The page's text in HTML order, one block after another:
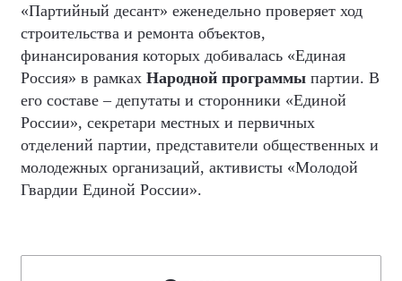
«Партийный десант» еженедельно проверяет ход
строительства и ремонта объектов,
финансирования которых добивалась «Единая
Россия» в рамках Народной программы партии. В
его составе – депутаты и сторонники «Единой
России», секретари местных и первичных
отделений партии, представители общественных и
молодежных организаций, активисты «Молодой
Гвардии Единой России».